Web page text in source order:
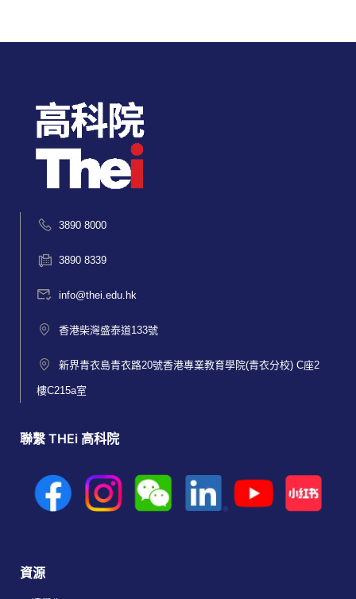
3890 8000
3890 8339
info@thei.edu.hk
香港柴灣盛泰道133號
新界青衣島青衣路20號香港專業教育學院(青衣分校) C座2
樓C215a室
聯繫 THEi 高科院
資源